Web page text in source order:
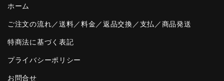
目覚まし時計(集合)
温湿度計付目覚まし時計
制服メモリー
ホーム
ご注文の流れ／送料／料金／返品交換／支払／商品発送
特商法に基づく表記
プライバシーポリシー
お問合せ